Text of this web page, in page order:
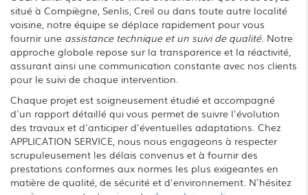
situé à Compiègne, Senlis, Creil ou dans toute autre localité
voisine, notre équipe se déplace rapidement pour vous
fournir une assistance technique et un suivi de qualité. Notre
approche globale repose sur la transparence et la réactivité,
assurant ainsi une communication constante avec nos clients
pour le suivi de chaque intervention.
Chaque projet est soigneusement étudié et accompagné
d'un rapport détaillé qui vous permet de suivre l'évolution
des travaux et d'anticiper d'éventuelles adaptations. Chez
APPLICATION SERVICE, nous nous engageons à respecter
scrupuleusement les délais convenus et à fournir des
prestations conformes aux normes les plus exigeantes en
matière de qualité, de sécurité et d'environnement. N'hésitez